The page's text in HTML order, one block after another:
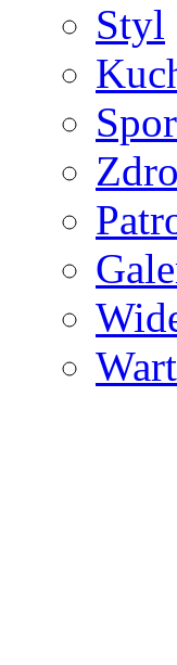
Styl